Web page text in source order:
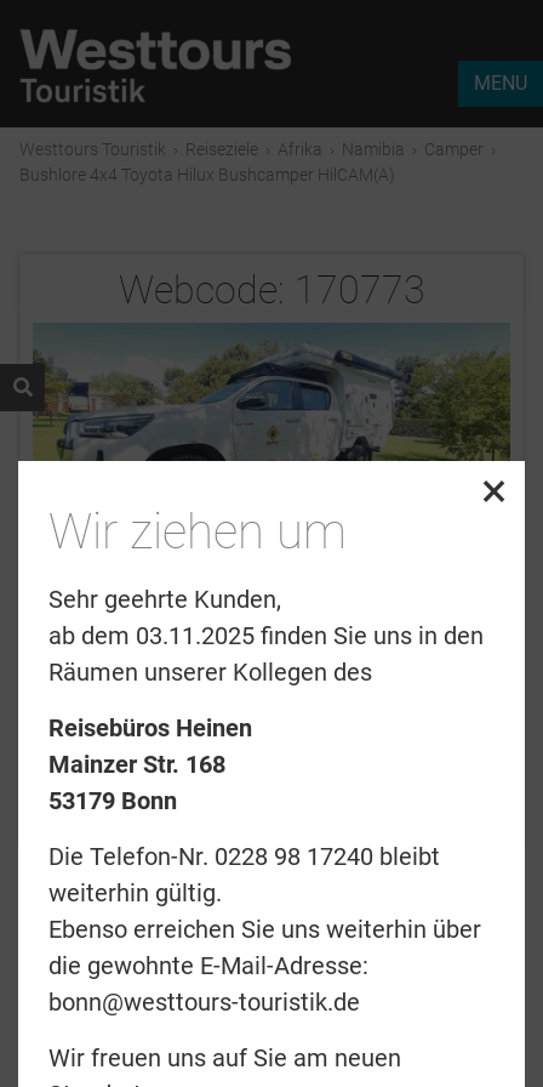
MENU
Westtours Touristik › Reiseziele › Afrika › Namibia › Camper ›
Bushlore 4x4 Toyota Hilux Bushcamper HilCAM(A)
Webcode: 170773
Preise & Termine
Angebotsanfrage
zurück
Teilen
Bushlore 4x4 Toyota
Hilux Bushcamper
HilCAM(A)
×
Wir ziehen um
Sehr geehrte Kunden,
ab dem 03.11.2025 finden Sie uns in den
Räumen unserer Kollegen des
Reisebüros Heinen
Mainzer Str. 168
53179 Bonn
Die Telefon-Nr. 0228 98 17240 bleibt
weiterhin gültig.
Ebenso erreichen Sie uns weiterhin über
die gewohnte E-Mail-Adresse:
bonn@westtours-touristik.de
Wir freuen uns auf Sie am neuen